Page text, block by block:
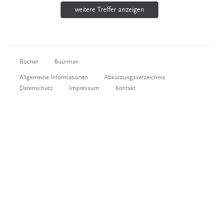
weitere Treffer anzeigen
Bücher Buurman
Allgemeine Informationen
Abkürzungsverzeichnis
Datenschutz
Impressum Kontakt